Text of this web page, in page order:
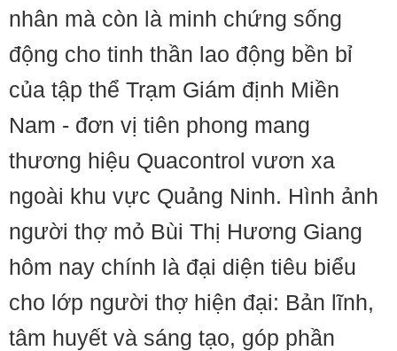
nhân mà còn là minh chứng sống
động cho tinh thần lao động bền bỉ
của tập thể Trạm Giám định Miền
Nam - đơn vị tiên phong mang
thương hiệu Quacontrol vươn xa
ngoài khu vực Quảng Ninh. Hình ảnh
người thợ mỏ Bùi Thị Hương Giang
hôm nay chính là đại diện tiêu biểu
cho lớp người thợ hiện đại: Bản lĩnh,
tâm huyết và sáng tạo, góp phần